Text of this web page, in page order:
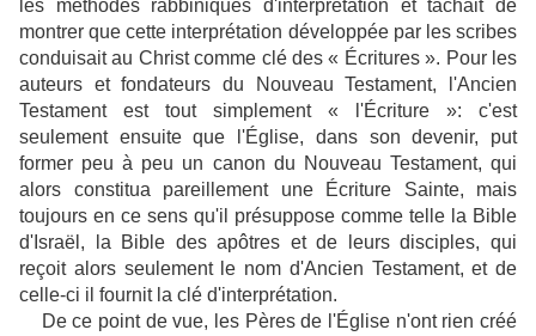
les méthodes rabbiniques d'interprétation et tâchait de
montrer que cette interprétation développée par les scribes
conduisait au Christ comme clé des « Écritures ». Pour les
auteurs et fondateurs du Nouveau Testament, l'Ancien
Testament est tout simplement « l'Écriture »: c'est
seulement ensuite que l'Église, dans son devenir, put
former peu à peu un canon du Nouveau Testament, qui
alors constitua pareillement une Écriture Sainte, mais
toujours en ce sens qu'il présuppose comme telle la Bible
d'Israël, la Bible des apôtres et de leurs disciples, qui
reçoit alors seulement le nom d'Ancien Testament, et de
celle-ci il fournit la clé d'interprétation.
De ce point de vue, les Pères de l'Église n'ont rien créé